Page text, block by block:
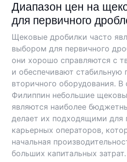
Диапазон цен на
для первичного
Щековые дробилки часто
выбором для первичного
они хорошо справляются с
и обеспечивают стабильную
вторичного оборудования.
Филиппин небольшие
являются наиболее
делает их подходящими для
карьерных операторов,
начальная
больших капитальных затрат.